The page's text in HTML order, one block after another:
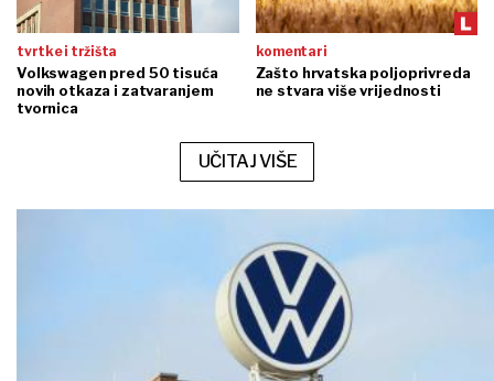
tvrtke i tržišta
Volkswagen pred 50 tisuća
novih otkaza i zatvaranjem
tvornica
komentari
Zašto hrvatska poljoprivreda
ne stvara više vrijednosti
UČITAJ VIŠE